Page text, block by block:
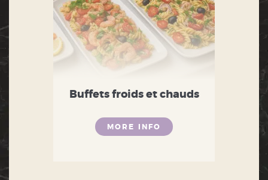
Buffets froids et chauds
MORE INFO